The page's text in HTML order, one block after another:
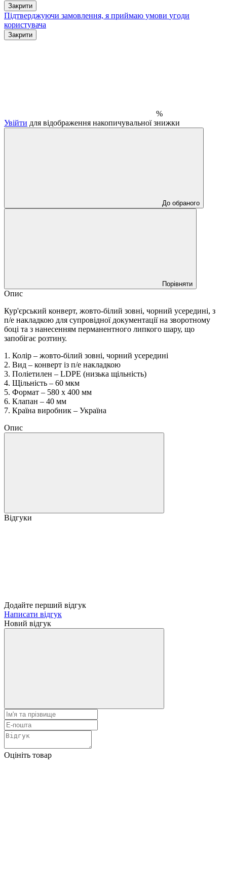
Закрити
Підтверджуючи замовлення, я приймаю умови угоди
користувача
Закрити
%
Увійти для відображення накопичувальної знижки
До обраного
Порівняти
Опис
Кур'єрський конверт, жовто-білий зовні, чорний усередині, з
п/е накладкою для супровідної документації на зворотному
боці та з нанесенням перманентного липкого шару, що
запобігає розтину.
1. Колір – жовто-білий зовні, чорний усередині
2. Вид – конверт із п/е накладкою
3. Поліетилен – LDPE (низька щільність)
4. Щільність – 60 мкм
5. Формат – 580 х 400 мм
6. Клапан – 40 мм
7. Країна виробник – Україна
Опис
Відгуки
Додайте перший відгук
Написати відгук
Новий відгук
Оцініть товар